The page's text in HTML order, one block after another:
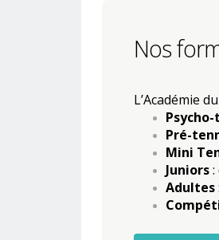
Nos
L’Académie
Pré-
Mini
Juniors:
Adultes